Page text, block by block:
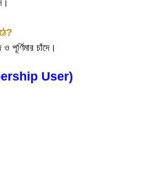
।
?
পূর্ণিমার চাঁদে ।
User)